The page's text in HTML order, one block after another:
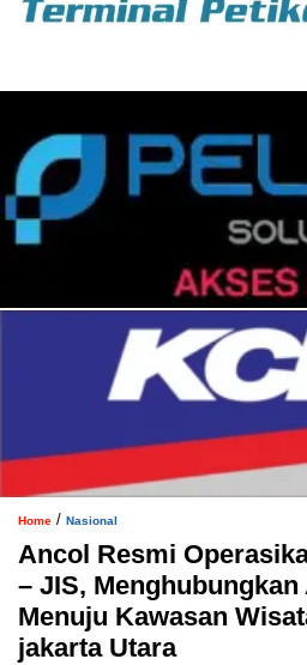
Home / Nasional
Ancol Resmi
– JIS,
Menuju Kawasan
jakarta Utara